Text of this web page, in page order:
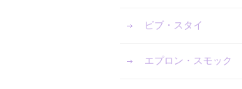
ビブ・スタイ
エプロン・スモック